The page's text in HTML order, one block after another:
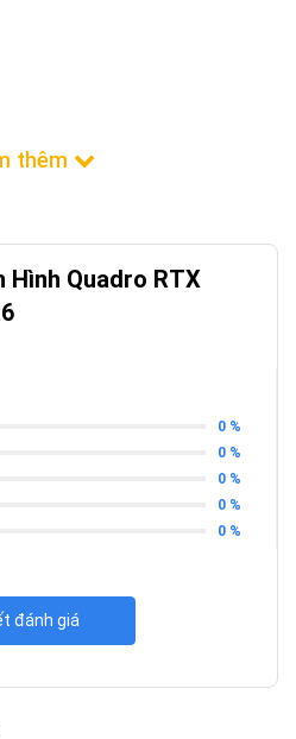
Hình Quadro RTX
0 %
0 %
0 %
0 %
0 %
đánh giá